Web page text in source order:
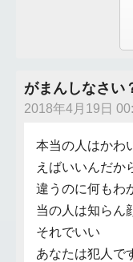
がまんしなさい
2018年4月19日
本当の人はかわ
えばいいんだか
違うのに何もわ
当の人は知らん
それでいい
あなたは犯人で